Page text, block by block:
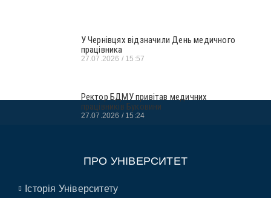
У Чернівцях відзначили День медичного
працівника
27.07.2026 15:57
Ректор БДМУ привітав медичних
працівників Буковини
27.07.2026 15:24
ПРО УНІВЕРСИТЕТ
Історія Університету